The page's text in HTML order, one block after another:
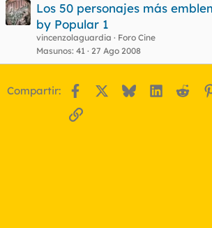
Los 50 personajes más
by Popular 1
vincenzolaguardia
Foro Cine
Masunos 41 27 Ago 2008
Compartir: Facebook BlueskyLinkedIn
Enlace